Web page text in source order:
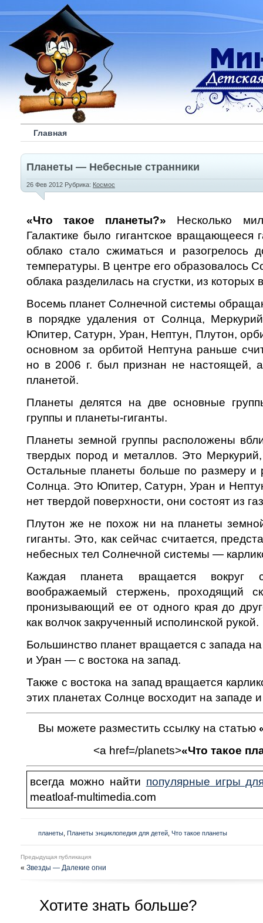
Главная
Планеты — Небесные странники
26 Фев 2012 Рубрика: Космос
«Что такое планеты?» Несколько
Галактике было гигантское вращающееся
облако стало сжиматься и разогрелось
температуры. В центре его образовалось
облака разделилась на сгустки, из которых
Восемь планет Солнечной системы
в порядке удаления от Солнца,
Юпитер, Сатурн, Уран, Нептун, Плутон,
основном за орбитой Нептуна раньше
но в 2006 г. был признан не настоящей,
планетой.
Планеты делятся на две основные
группы и планеты-гиганты.
Планеты земной группы расположены
твердых по­род и металлов. Это
Остальные планеты больше по размеру и
Солнца. Это Юпитер, Сатурн, Уран и
нет твердой поверхности, они состоят из
Плутон же не похож ни на планеты
гиганты. Это, как сейчас считается,
небесных тел Солнеч­ной системы —
Каждая планета вращается
воображаемый стержень, проходящий
пронизывающий ее от одного края до
как волчок закрученный исполинской рукой.
Большинство планет вращается с запада
и Уран — с востока на запад.
Также с востока на запад вращается
этих планетах Солнце восходит на западе
Вы можете разместить ссылку на статью
<a href=/planets>«Что такое
всегда можно найти популярные игры
meatloaf-multimedia.com
планеты Планеты энциклопедия для детей Что такое планеты
Предыдущая публикация
« Звезды — Далекие огни
Хотите знать больше?